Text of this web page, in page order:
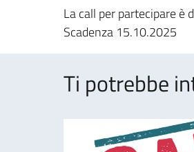
La call per partecipare è
Scadenza 15.10.2025
Ti potrebbe